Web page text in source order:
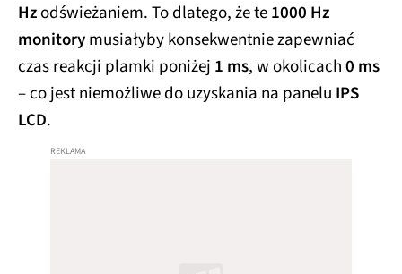
Hzodświeżaniem. To dlatego, że te1000 Hz
monitorymusiałyby konsekwentnie zapewniać
czas reakcji plamki poniżej 1 ms, w okolicach0 ms
– co jest niemożliwe do uzyskania na panelu IPS
LCD.